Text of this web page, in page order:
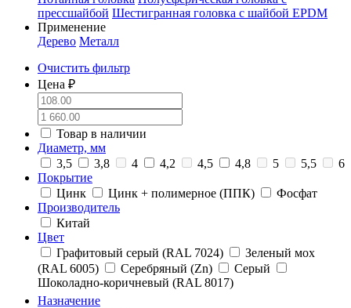
прессшайбой Шестигранная головка с шайбой EPDM
Применение
Дерево Металл
Очистить фильтр
Цена ₽
Товар в наличии
Диаметр, мм
3,5
3,8 4 4,2 4,5 4,8 5 5,5
6
Покрытие
Цинк
Цинк + полимерное (ППК)
Фосфат
Производитель
Китай
Цвет
Графитовый серый (RAL 7024)
Зеленый мох
(RAL 6005)
Серебряный (Zn)
Серый
Шоколадно-коричневый (RAL 8017)
Назначение